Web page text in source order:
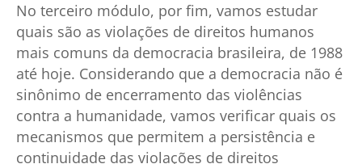
No terceiro módulo, por fim, vamos estudar
quais são as violações de direitos humanos
mais comuns da democracia brasileira, de 1988
até hoje. Considerando que a democracia não é
sinônimo de encerramento das violências
contra a humanidade, vamos verificar quais os
mecanismos que permitem a persistência e
continuidade das violações de direitos